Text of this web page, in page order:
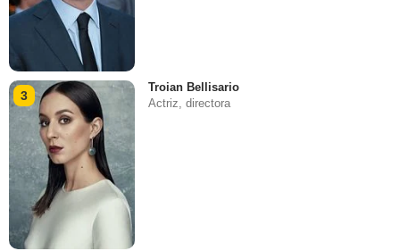
3
Troian Bellisario
Actriz, directora